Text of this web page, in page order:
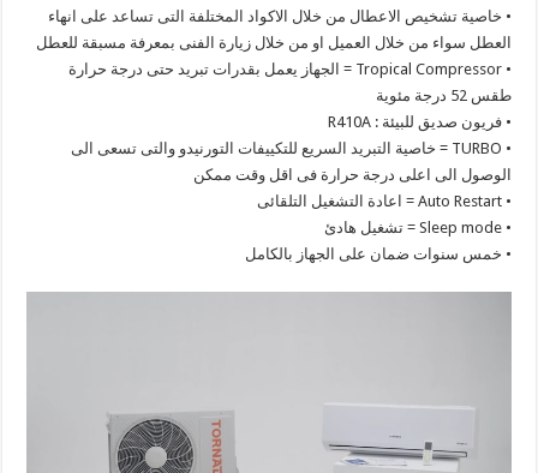
• خاصية تشخيص الاعطال من خلال الاكواد المختلفة التى تساعد على انهاء
العطل سواء من خلال العميل او من خلال زيارة الفنى بمعرفة مسبقة للعطل
• Tropical Compressor = الجهاز يعمل بقدرات تبريد حتى درجة حرارة
طقس 52 درجة مئوية
• فريون صديق للبيئة : R410A
• TURBO = خاصية التبريد السريع للتكييفات التورنيدو والتى تسعى الى
الوصول الى اعلى درجة حرارة فى اقل وقت ممكن
• Auto Restart = اعادة التشغيل التلقائى
• Sleep mode = تشغيل هادئ
• خمس سنوات ضمان على الجهاز بالكامل